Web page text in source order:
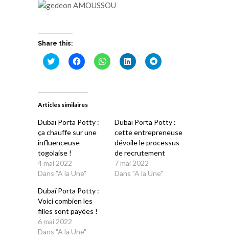
Share this:
Cliquez
pour
dans
nouvelle
Cliquez
pour
dans
nouvelle
Cliquez
pour
Cliquez
pour
Cliquez
pour
Articles similaires
Dubaï Porta Potty :
ça chauffe sur une
influenceuse
togolaise !
4 mai 2022
Dans "A la Une"
Dubaï Porta Potty :
cette entrepreneuse
dévoile le processus
de recrutement
7 mai 2022
Dans "A la Une"
Dubaï Porta Potty :
Voici combien les
filles sont payées !
6 mai 2022
Dans "A la Une"